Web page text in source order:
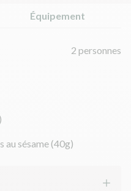
Équipement
2 personnes
au sésame (40g)